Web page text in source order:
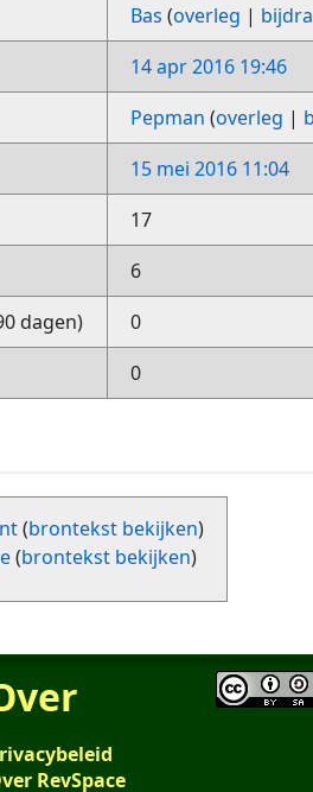
Bas (overleg |
14 apr 2016 19:46
Pepman (overleg |
15 mei 2016 11:04
17
6
dagen)
0
0
(brontekst bekijken)
(brontekst bekijken)
RevSpace